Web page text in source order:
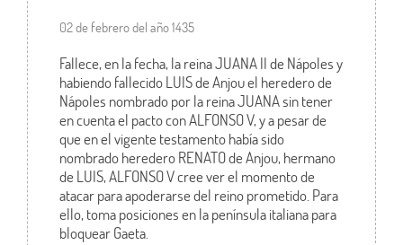
02 de febrero del año 1435
Fallece, en la fecha, la reina JUANA II de Nápoles y
habiendo fallecido LUIS de Anjou el heredero de
Nápoles nombrado por la reina JUANA sin tener
en cuenta el pacto con ALFONSO V, y a pesar de
que en el vigente testamento había sido
nombrado heredero RENATO de Anjou, hermano
de LUIS, ALFONSO V cree ver el momento de
atacar para apoderarse del reino prometido. Para
ello, toma posiciones en la península italiana para
bloquear Gaeta.